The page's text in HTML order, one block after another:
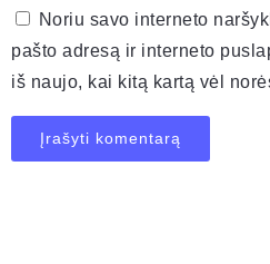
Noriu savo interneto
pašto adresą ir interneto
iš naujo, kai kitą kartą vėl